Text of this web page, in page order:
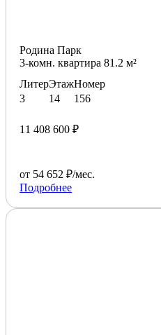
Родина Парк
3-комн. квартира 81.2 м²
Литер
3
Этаж
14
Номер
156
11 408 600 ₽
от 54 652 ₽/мес.
Подробнее